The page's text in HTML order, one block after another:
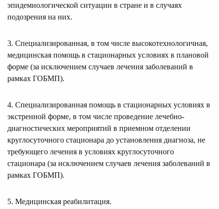
эпидемиологической ситуации в стране и в случаях
подозрения на них.
3. Специализированная, в том числе высокотехнологичная,
медицинская помощь в стационарных условиях в плановой
форме (за исключением случаев лечения заболеваний в
рамках ГОБМП).
4. Специализированная помощь в стационарных условиях в
экстренной форме, в том числе проведение лечебно-
диагностических мероприятий в приемном отделении
круглосуточного стационара до установления диагноза, не
требующего лечения в условиях круглосуточного
стационара (за исключением случаев лечения заболеваний в
рамках ГОБМП).
5. Медицинская реабилитация.